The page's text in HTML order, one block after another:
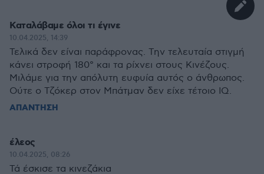
Καταλάβαμε όλοι τι έγινε
10.04.2025, 14:39
Τελικά δεν είναι παράφρονας. Την τελευταία στιγμή
κάνει στροφή 180° και τα ρίχνει στους Κινέζους.
Μιλάμε για την απόλυτη ευφυία αυτός ο άνθρωπος.
Ούτε ο Τζόκερ στον Μπάτμαν δεν είχε τέτοιο IQ.
ΑΠΑΝΤΗΣΗ
έλεος
10.04.2025, 08:26
Τά έσκισε τα κινεζάκια